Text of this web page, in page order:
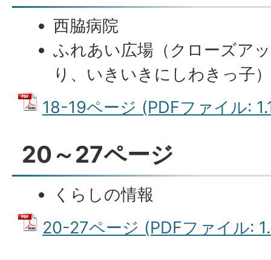
西脇病院
ふれあい広場（クローズア
り、いきいきにしわきっ子
18-19ページ (PDFファイル:
20～27ページ
くらしの情報
20-27ページ (PDFファイル: